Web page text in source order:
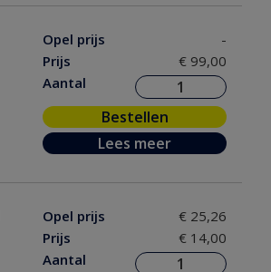
Opel prijs
-
Prijs
€ 99,00
Aantal
Bestellen
Lees meer
Opel prijs
€ 25,26
Prijs
€ 14,00
Aantal